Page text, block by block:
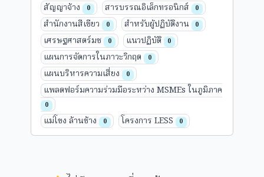
สัญญาจ้าง 0 สารบรรณอิเล็กทรอนิกส์ 0
สำนักงานสีเขียว 0 สำหรับผู้ปฏิบัติงาน 0
เศรษฐศาสตร์มช 0 แนวปฏิบัติ 0
แผนการจัดการในภาวะวิกฤต 0
แผนบริหารความเสี่ยง 0
แพลตฟอร์มความร่วมมือระหว่าง MSMEs ในภูมิภาค
0
แม่โขง ล้านช้าง 0 โครงการ LESS 0